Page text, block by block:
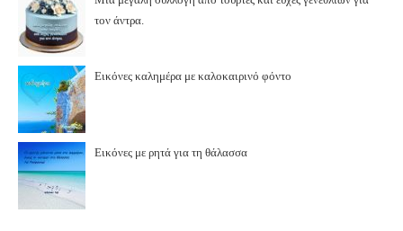
τον άντρα.
Εικόνες καλημέρα με καλοκαιρινό φόντο
Εικόνες με ρητά για τη θάλασσα